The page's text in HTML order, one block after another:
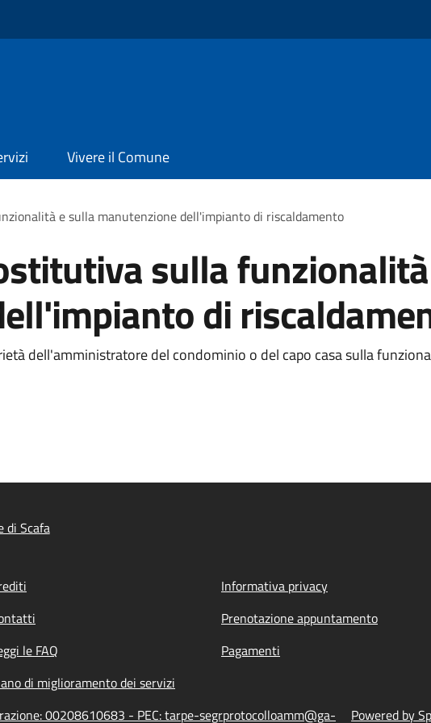
Vivere il Comune
e sulla manutenzione dell'impianto di riscaldamento
sulla
di
dell'amministratore del condominio o del capo casa sulla
di Scafa
Informativa privacy
Prenotazione appuntamento
le FAQ Pagamenti
di miglioramento dei servizi
00208610683 - PEC: tarpe-segrprotocolloamm@ga-
Powered by